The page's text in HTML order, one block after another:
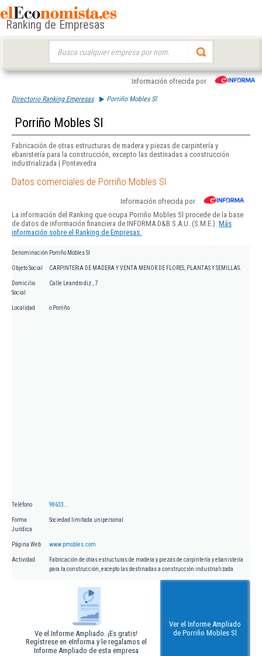
Ranking de Empresas
Información ofrecida por
Directorio Ranking Empresas Porriño Mobles Sl
Porriño Mobles Sl
Fabricación de otras estructuras de madera y piezas de carpintería y
ebanistería para la construcción, excepto las destinadas a construcción
industrializada | Pontevedra
Datos comerciales de Porriño Mobles Sl
Información ofrecida por
La información del Ranking que ocupa Porriño Mobles Sl procede de la base
de datos de información financiera de INFORMA D&B S.A.U. (S.M.E.). Más
información sobre el Ranking de Empresas.
Denominación Porriño Mobles Sl
Objeto Social CARPINTERIA DE MADERA Y VENTA MENOR DE FLORES, PLANTAS Y SEMILLAS.
Domicilio
Social
Calle Leandro diz , 7
Localidad o Porriño
Teléfono 98633...
Forma
Jurídica
Sociedad limitada unipersonal
Página Web www.pmobles.com
Actividad
Fabricación de otras estructuras de madera y piezas de carpintería y ebanistería
para la construcción, excepto las destinadas a construcción industrializada
Ve el Informe Ampliado. ¡Es gratis!
Regístrese en eInforma y le regalamos el
Informe Ampliado de esta empresa
Ver el Informe Ampliado
de Porriño Mobles Sl